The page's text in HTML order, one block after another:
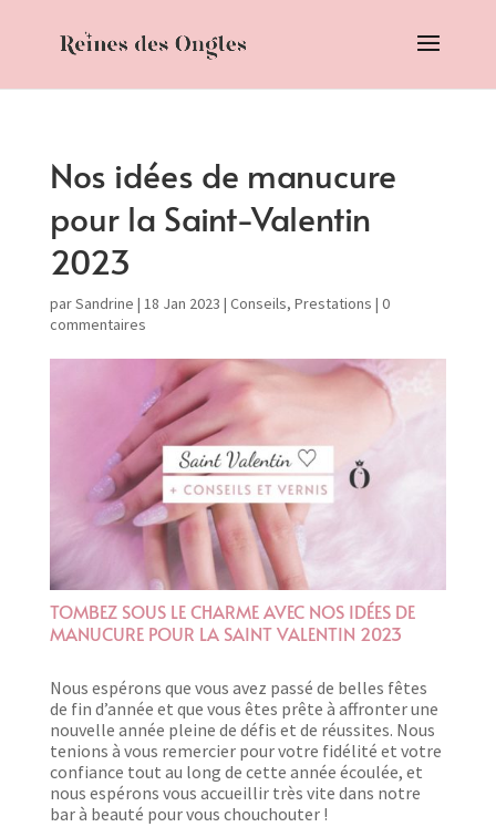
Nos idées de manucure
pour la Saint-Valentin
2023
parSandrine | 18 Jan 2023 | Conseils, Prestations | 0
commentaires
TOMBEZ SOUS LE CHARME AVEC NOS IDÉES DE
MANUCURE POUR LA SAINT VALENTIN 2023
Nous espérons que vous avez passé de belles fêtes
de fin d’année et que vous êtes prête à affronter une
nouvelle année pleine de défis et de réussites. Nous
tenions à vous remercier pour votre fidélité et votre
confiance tout au long de cette année écoulée, et
nous espérons vous accueillir très vite dans notre
bar à beauté pour vous chouchouter !